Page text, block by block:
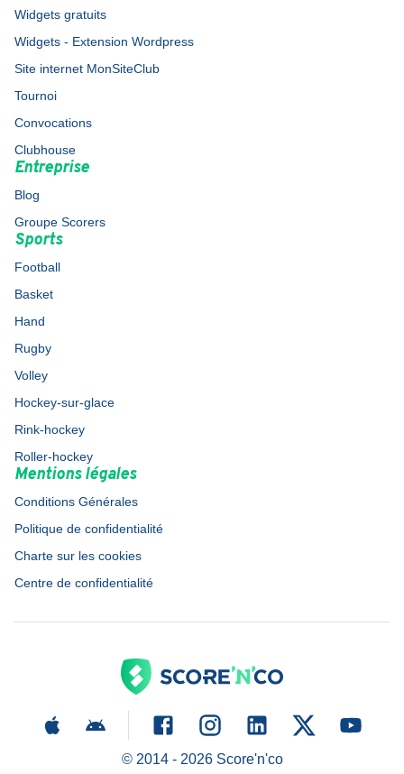
Widgets gratuits
Widgets - Extension Wordpress
Site internet MonSiteClub
Tournoi
Convocations
Clubhouse
Entreprise
Blog
Groupe Scorers
Sports
Football
Basket
Hand
Rugby
Volley
Hockey-sur-glace
Rink-hockey
Roller-hockey
Mentions légales
Conditions Générales
Politique de confidentialité
Charte sur les cookies
Centre de confidentialité
© 2014 - 2026Score'n'co